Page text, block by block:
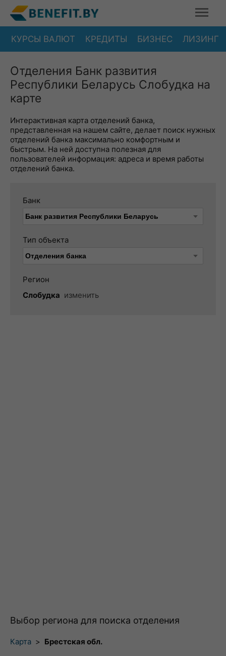
КУРСЫ ВАЛЮТ КРЕДИТЫ БИЗНЕС ЛИЗИНГ
Отделения Банк развития
Республики Беларусь Слобудка на
карте
Интерактивная карта отделений банка,
представленная на нашем сайте, делает поиск нужных
отделений банка максимально комфортным и
быстрым. На ней доступна полезная для
пользователей информация: адреса и время работы
отделений банка.
Банк
Тип объекта
Регион
Слобудка изменить
Выбор региона для поиска отделения
Карта > Брестская обл.